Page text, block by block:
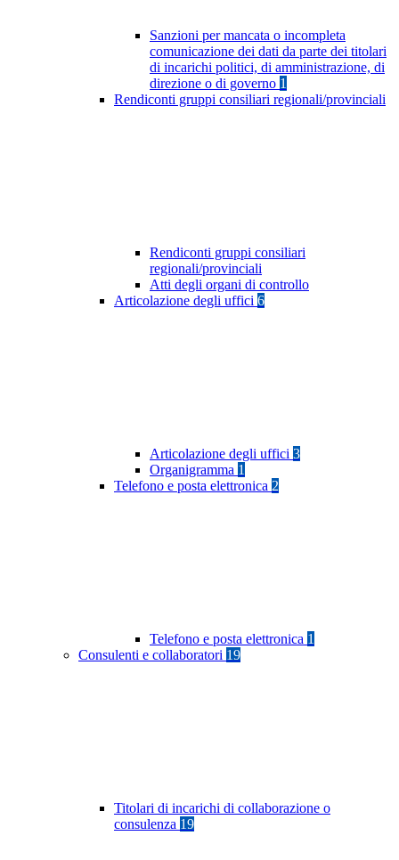
Sanzioni per mancata o incompleta
comunicazione dei dati da parte dei titolari
di incarichi politici, di amministrazione, di
direzione o di governo 1
Rendiconti gruppi consiliari regionali/provinciali
Rendiconti gruppi consiliari
regionali/provinciali
Atti degli organi di controllo
Articolazione degli uffici 6
Articolazione degli uffici 3
Organigramma 1
Telefono e posta elettronica 2
Telefono e posta elettronica 1
Consulenti e collaboratori 19
Titolari di incarichi di collaborazione o
consulenza 19